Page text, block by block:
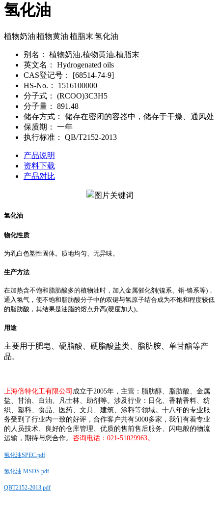
氢化油
植物奶油|植物黄油|植脂末|氢化油
别名：
植物奶油,植物黄油,植脂末
英文名：
Hydrogenated oils
CAS登记号：
[68514-74-9]
HS-No.：
1516100000
分子式：
(RCOO)3C3H5
分子量：
891.48
储存方式：
储存在密闭的容器中，储存于干燥、通风处
保质期：
一年
执行标准：
QB/T2152-2013
产品说明
资料下载
产品对比
氢化油
物化性质
为乳白色塑性固体。质地均匀、无异味。
生产方法
在加热含不饱和脂肪酸多的植物油时，加入金属催化剂 (镍系、铜-铬系等)，
通入氢气，使不饱和脂肪酸分子中的双键与氢原子结合成为不饱和程度较低
的脂肪酸，其结果是油脂的熔点升高(硬度加大)。
用途
主要用于肥皂、硬脂酸、硬脂酸盐类、脂肪胺、单甘酯等产
品。
上海倍特化工有限公司 成立于2005年，主营：脂肪醇、脂肪酸、金属
盐、甘油、白油、凡士林、助剂等。涉及行业：日化、香精香料、纺
织、塑料、食品、医药、文具、建筑、涂料等领域。十八年的专业服
务受到了行业内一致的好评，合作客户共有5000多家，我们有着专业
的人员技术、良好的仓库管理、优质的售前售后服务、闪电般的物流
运输，期待与您合作。 咨询电话：021-51029963。
氢化油SPEC.pdf
氢化油 MSDS.pdf
QBT2152-2013.pdf